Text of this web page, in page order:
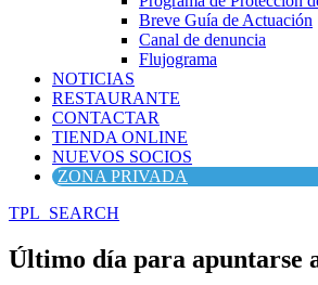
Breve Guía de Actuación
Canal de denuncia
Flujograma
NOTICIAS
RESTAURANTE
CONTACTAR
TIENDA ONLINE
NUEVOS SOCIOS
ZONA PRIVADA
TPL_SEARCH
Último día para apuntarse